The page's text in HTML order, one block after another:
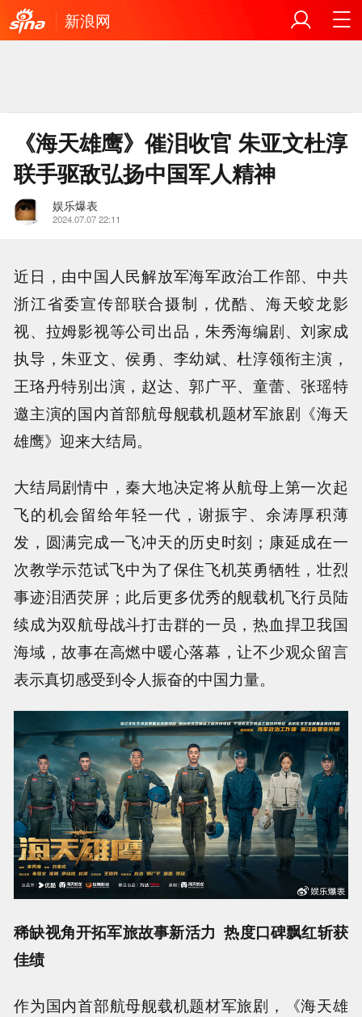
新浪网
《海天雄鹰》催泪收官 朱亚文杜淳
联手驱敌弘扬中国军人精神
娱乐爆表
2024.07.07 22:11
近日，由中国人民解放军海军政治工作部、中共
浙江省委宣传部联合摄制，优酷、海天蛟龙影
视、拉姆影视等公司出品，朱秀海编剧、刘家成
执导，朱亚文、侯勇、李幼斌、杜淳领衔主演，
王珞丹特别出演，赵达、郭广平、童蕾、张瑶特
邀主演的国内首部航母舰载机题材军旅剧《海天
雄鹰》迎来大结局。
大结局剧情中，秦大地决定将从航母上第一次起
飞的机会留给年轻一代，谢振宇、余涛厚积薄
发，圆满完成一飞冲天的历史时刻；康延成在一
次教学示范试飞中为了保住飞机英勇牺牲，壮烈
事迹泪洒荧屏；此后更多优秀的舰载机飞行员陆
续成为双航母战斗打击群的一员，热血捍卫我国
海域，故事在高燃中暖心落幕，让不少观众留言
表示真切感受到令人振奋的中国力量。
稀缺视角开拓军旅故事新活力 热度口碑飘红斩获
佳绩
作为国内首部航母舰载机题材军旅剧，
《海天雄